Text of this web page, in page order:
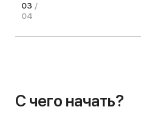
03 /
04
С чего начать?